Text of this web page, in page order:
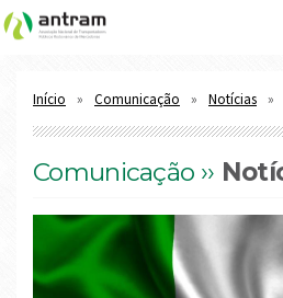
Início Comunicação Notícias
Comunicação ››